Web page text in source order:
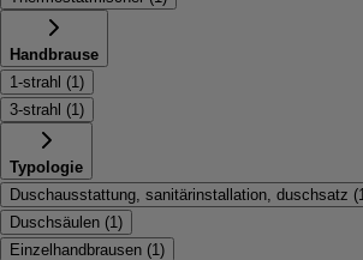
Handbrause
1-strahl (1)
3-strahl (1)
Typologie
Duschausstattung, sanitärinstallation, duschsatz (
Duschsäulen (1)
Einzelhandbrausen (1)